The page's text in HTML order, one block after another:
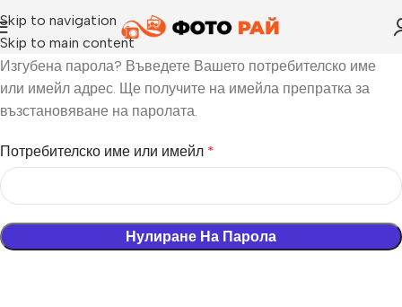
Skip to navigation
Skip to main content
Изгубена парола? Въведете Вашето потребителско име
или имейл адрес. Ще получите на имейла препратка за
възстановяване на паролата.
Потребителско име или имейл *
Нулиране На Парола